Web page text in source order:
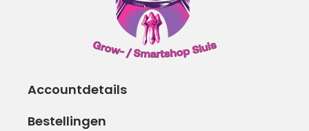
Accountdetails
Bestellingen